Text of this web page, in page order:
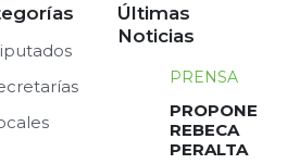
Últimas
Noticias
PRENSA
PROPONE
REBECA
PERALTA